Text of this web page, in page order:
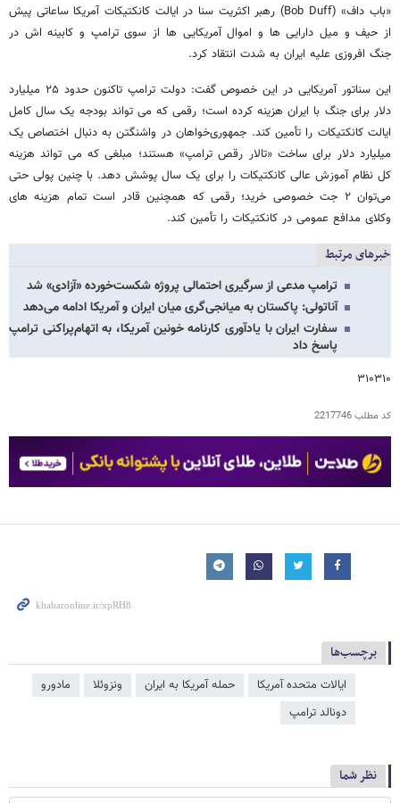
«باب داف» (Bob Duff) رهبر اکثریت سنا در ایالت کانکتیکات آمریکا ساعاتی پیش
از حیف و میل دارایی ها و اموال آمریکایی ها از سوی ترامپ و کابینه اش در
جنگ افروزی علیه ایران به شدت انتقاد کرد.
این سناتور آمریکایی در این خصوص گفت: دولت ترامپ تاکنون حدود ۲۵ میلیارد
دلار برای جنگ با ایران هزینه کرده است؛ رقمی که می‌ تواند بودجه یک سال کامل
ایالت کانکتیکات را تأمین کند. جمهوری‌خواهان در واشنگتن به دنبال اختصاص یک
میلیارد دلار برای ساخت «تالار رقص ترامپ» هستند؛ مبلغی که می‌ تواند هزینه
کل نظام آموزش عالی کانکتیکات را برای یک سال پوشش دهد. با چنین پولی حتی
می‌توان ۲ جت خصوصی خرید؛ رقمی که همچنین قادر است تمام هزینه‌ های
وکلای مدافع عمومی در کانکتیکات را تأمین کند.
خبرهای مرتبط
ترامپ مدعی از سرگیری احتمالی پروژه شکست‌خورده «آزادی» شد
آناتولی: پاکستان به میانجی‌گری میان ایران و آمریکا ادامه می‌دهد
سفارت ایران با یادآوری کارنامه خونین آمریکا، به اتهام‌پراکنی ترامپ
پاسخ داد
۳۱۰۳۱۰
کد مطلب2217746
برچسب‌ها
ایالات متحده آمریکا حمله آمریکا به ایران ونزوئلا
مادورو
دونالد ترامپ
نظر شما